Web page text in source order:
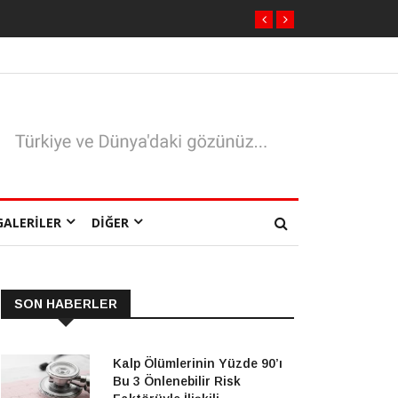
DIĞER
‘Çarpık Dünya’sı
SON HABERLER
Kalp Ölümlerinin Yüzde 90’ı
Bu 3 Önlenebilir Risk